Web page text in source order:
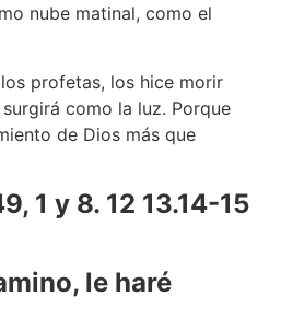
nube matinal, como el
profetas, los hice morir
como la luz. Porque
de Dios más que
1 y 8. 12 13.14-15
le haré